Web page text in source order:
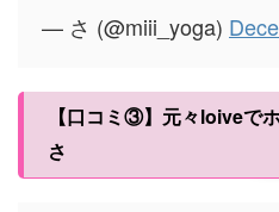
— さ (@miii_yoga)
【口コミ③】元々loiveで
さ